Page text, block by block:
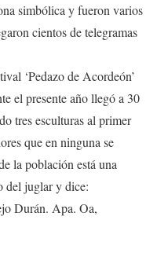
simbólica y fueron varios
cientos de telegramas
‘Pedazo de Acordeón’
el presente año llegó a 30
tres esculturas al primer
que en ninguna se
la población está una
del juglar y dice:
Durán. Apa. Oa,